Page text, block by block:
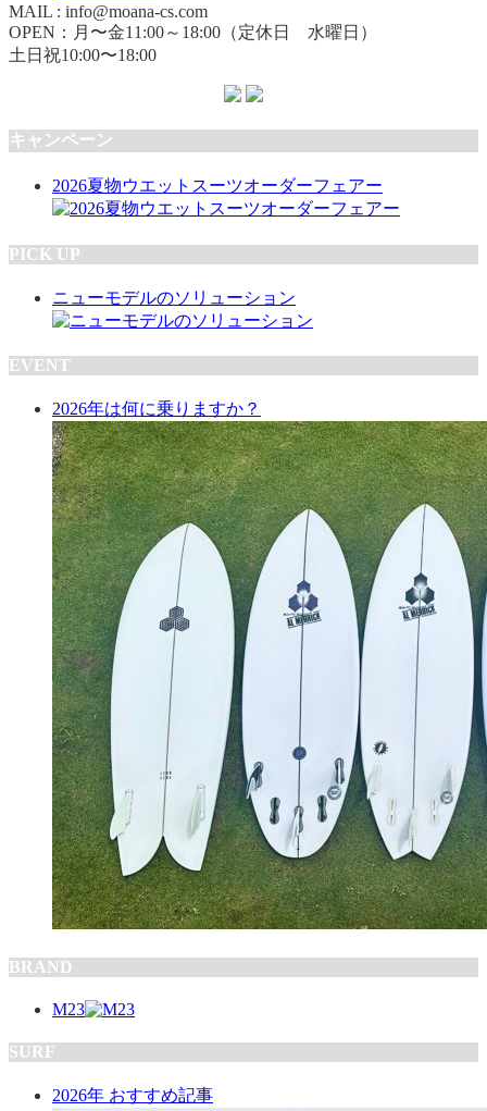
MAIL : info@moana-cs.com
OPEN：月〜金11:00～18:00（定休日 水曜日）
土日祝10:00〜18:00
キャンペーン
2026夏物ウエットスーツオーダーフェアー
PICK UP
ニューモデルのソリューション
EVENT
2026年は何に乗りますか？
BRAND
M23
SURF
2026年 おすすめ記事